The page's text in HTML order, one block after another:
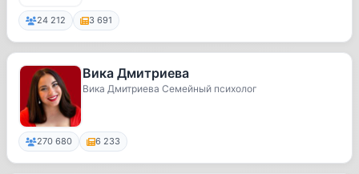
24 212 3 691
Вика Дмитриева
Вика Дмитриева Семейный психолог
270 680 6 233